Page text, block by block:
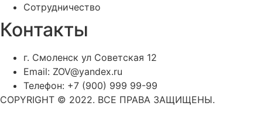
Сотрудничество
Контакты
г. Смоленск ул Советская 12
Email: ZOV@yandex.ru
Телефон: +7 (900) 999 99-99
COPYRIGHT © 2022. ВСЕ ПРАВА ЗАЩИЩЕНЫ.